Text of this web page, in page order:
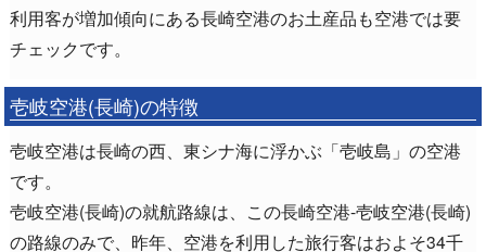
利用客が増加傾向にある長崎空港のお土産品も空港では要
チェックです。
壱岐空港(長崎)の特徴
壱岐空港は長崎の西、東シナ海に浮かぶ「壱岐島」の空港
です。
壱岐空港(長崎)の就航路線は、この長崎空港-壱岐空港(長崎)
の路線のみで、昨年、空港を利用した旅行客はおよそ34千